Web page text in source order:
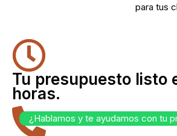
para tus
Tu presupuesto listo
horas.
¿Hablamos y te ayudamos con tu